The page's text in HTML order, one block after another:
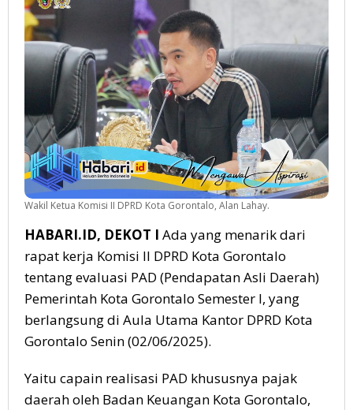
Minta
Ada
Ketegasan
dari
Pemkot
Wakil Ketua Komisi II DPRD Kota Gorontalo, Alan Lahay.
HABARI.ID, DEKOT I Ada yang menarik dari
rapat kerja Komisi II DPRD Kota Gorontalo
tentang evaluasi PAD (Pendapatan Asli Daerah)
Pemerintah Kota Gorontalo Semester I, yang
berlangsung di Aula Utama Kantor DPRD Kota
Gorontalo Senin (02/06/2025).
Yaitu capain realisasi PAD khususnya pajak
daerah oleh Badan Keuangan Kota Gorontalo,